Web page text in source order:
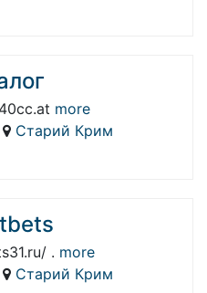
more
Старий Крим
. more
Старий Крим